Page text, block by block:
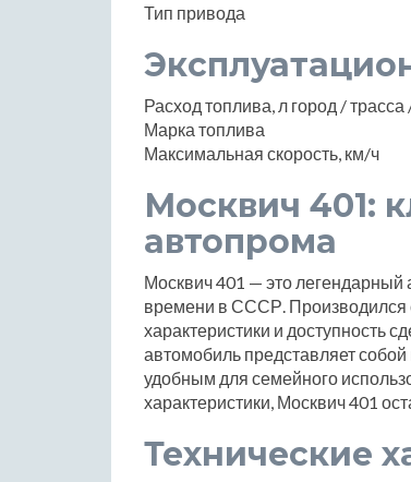
Тип привода
Расход топлива, л город /
Марка топлива
Максимальная скорость, км/ч
Москвич 401:
автопрома
Москвич 401 — это легендарный
времени в СССР. Производился
характеристики и доступность
автомобиль представляет
удобным для семейного
характеристики, Москвич 401
Технические